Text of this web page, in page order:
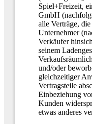
Spiel+Freizeit,
GmbH
alle Verträge,
Unternehmer
Verkäufer
seinem
und/oder
gleichzeitiger
Vertragsteile
Einbeziehung
Kunden
etwas anderes